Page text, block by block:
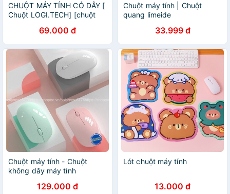
CHUỘT MÁY TÍNH CÓ DÂY [
Chuột LOGI.TECH] [chuột
văn phòng ][ ĐỘ BỀN CAO]
69.000 đ
Chuột máy tính | Chuột
quang limeide
33.999 đ
Chuột máy tính - Chuột
không dây máy tính
nút bấm nhạy.129.000 đ
Lót chuột máy tính
13.000 đ